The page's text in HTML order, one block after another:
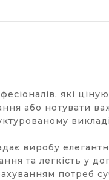
які
або нотувати
виробу
та легкість у
потреб